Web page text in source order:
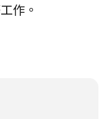
作。